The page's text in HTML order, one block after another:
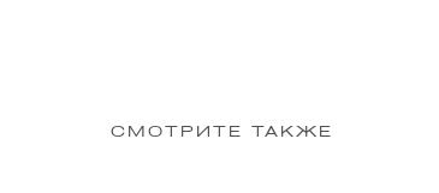
СМОТРИТЕ ТАКЖЕ